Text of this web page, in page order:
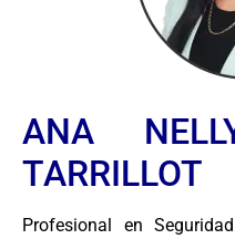
ANA
TARRILLOT
Profesional en